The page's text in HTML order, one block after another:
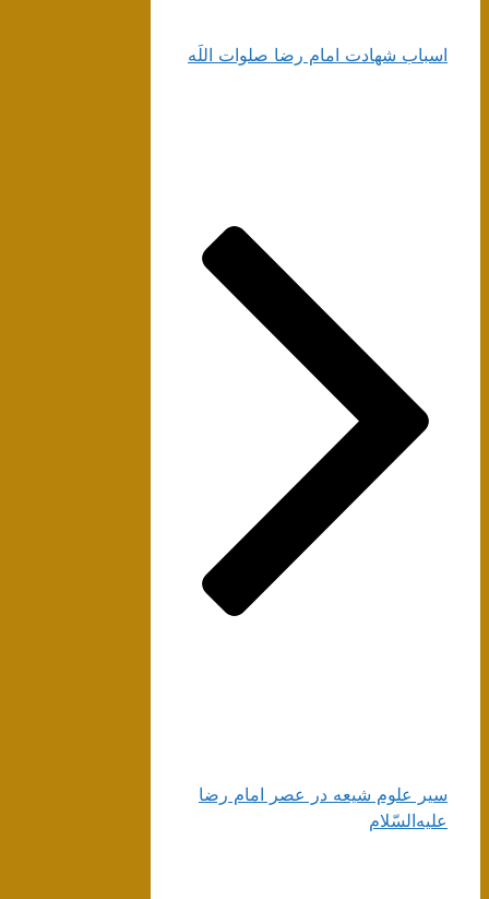
اسباب شهادت امام‌ رضا صلوات‌ اللَه‌
سير علوم‌ شيعه‌ در عصر امام‌ رضا
عليه‌السّلام